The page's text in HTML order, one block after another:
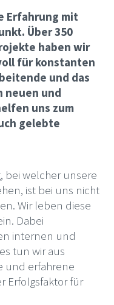
Erfahrung mit
Über 350
haben wir
für konstanten
und das
neuen und
uns zum
gelebte
bei welcher unsere
ist bei uns nicht
Wir leben diese
Dabei
internen und
tun wir aus
und erfahrene
Erfolgsfaktor für